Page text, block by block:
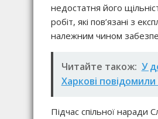
недостатня його
робіт, які пов’язані з
належним чином
Читайте також: У
Харкові
Підчас спільної наради